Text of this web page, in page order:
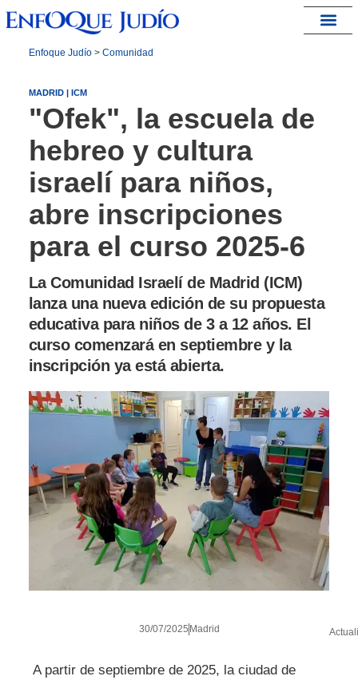
Enfoque Judío> Comunidad
MADRID | ICM
"Ofek", la escuela de
hebreo y cultura
israelí para niños,
abre inscripciones
para el curso 2025-6
La Comunidad Israelí de Madrid (ICM)
lanza una nueva edición de su propuesta
educativa para niños de 3 a 12 años. El
curso comenzará en septiembre y la
inscripción ya está abierta.
30/07/2025 Madrid
A partir de septiembre de 2025, la ciudad de